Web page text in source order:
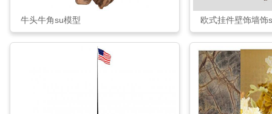
牛头牛角su模型 欧式挂件壁饰墙饰